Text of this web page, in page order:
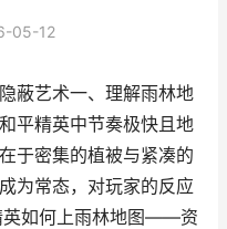
05-12
蔽艺术一、理解雨林地
平精英中节奏极快且地
于密集的植被与紧凑的
为常态，对玩家的反应
英如何上雨林地图——资